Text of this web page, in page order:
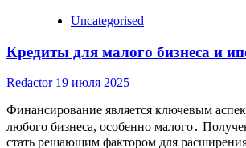
Uncategorised
Кредиты для малого бизнеса и
Redactor 19 июля 2025
Финансирование является ключевым
любого бизнеса, особенно малого․
стать решающим фактором для